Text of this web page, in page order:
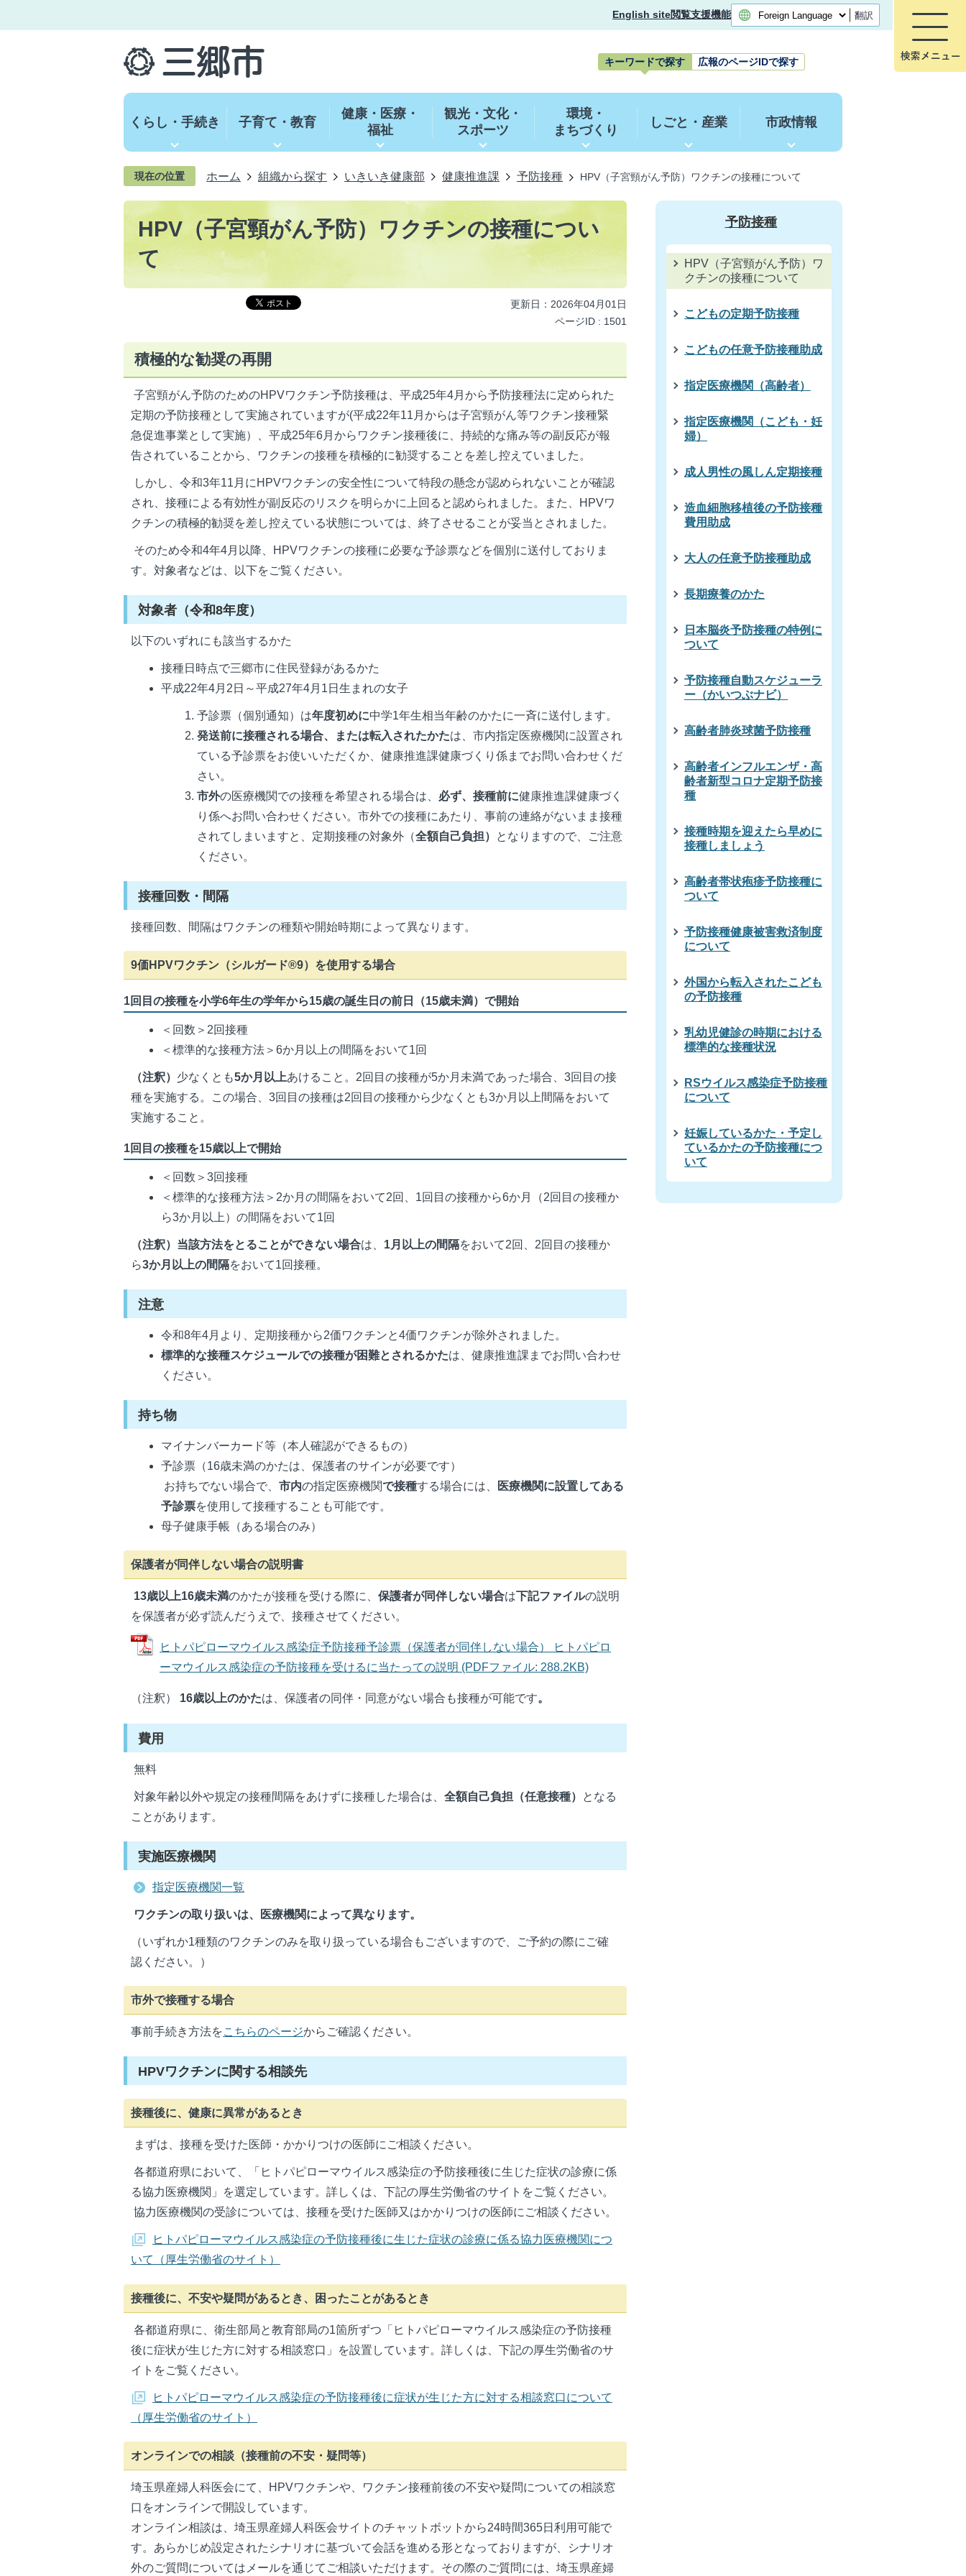
English site閲覧支援機能 翻訳
キーワードで探す 広報のページIDで探す
ワ
ー
索
くらし・手続き 子育て・教育
健康・医療・
福祉
観光・文化・
スポーツ
環境・
まちづくり
しごと・産業 市政情報
現在の位置 ホーム 組織から探す いきいき健康部 健康推進課 予防接種 HPV（子宮頸がん予防）ワクチンの接種について
HPV（子宮頸がん予防）ワクチンの接種につい
て
更新日：2026年04月01日
ページID : 1501
積極的な勧奨の再開
子宮頸がん予防のためのHPVワクチン予防接種は、平成25年4月から予防接種法に定められた
定期の予防接種として実施されていますが(平成22年11月からは子宮頸がん等ワクチン接種緊
急促進事業として実施）、平成25年6月からワクチン接種後に、持続的な痛み等の副反応が報
告されていることから、ワクチンの接種を積極的に勧奨することを差し控えていました。
しかし、令和3年11月にHPVワクチンの安全性について特段の懸念が認められないことが確認
され、接種による有効性が副反応のリスクを明らかに上回ると認められました。また、HPVワ
クチンの積極的勧奨を差し控えている状態については、終了させることが妥当とされました。
そのため令和4年4月以降、HPVワクチンの接種に必要な予診票などを個別に送付しておりま
す。対象者などは、以下をご覧ください。
対象者（令和8年度）
以下のいずれにも該当するかた
接種日時点で三郷市に住民登録があるかた
平成22年4月2日～平成27年4月1日生まれの女子
予診票（個別通知）は年度初めに中学1年生相当年齢のかたに一斉に送付します。
発送前に接種される場合、または転入されたかたは、市内指定医療機関に設置され
ている予診票をお使いいただくか、健康推進課健康づくり係までお問い合わせくだ
さい。
市外の医療機関での接種を希望される場合は、 必ず、接種前に健康推進課健康づく
り係へお問い合わせください。市外での接種にあたり、事前の連絡がないまま接種
されてしまいますと、定期接種の対象外（全額自己負担） となりますので、ご注意
ください。
接種回数・間隔
接種回数、間隔はワクチンの種類や開始時期によって異なります。
9価HPVワクチン（シルガード®9）を使用する場合
1回目の接種を小学6年生の学年から15歳の誕生日の前日（15歳未満）で開始
＜回数＞2回接種
＜標準的な接種方法＞6か月以上の間隔をおいて1回
（注釈） 少なくとも5か月以上あけること。2回目の接種が5か月未満であった場合、3回目の接
種を実施する。この場合、3回目の接種は2回目の接種から少なくとも3か月以上間隔をおいて
実施すること。
1回目の接種を15歳以上で開始
＜回数＞3回接種
＜標準的な接種方法＞2か月の間隔をおいて2回、1回目の接種から6か月（2回目の接種か
ら3か月以上）の間隔をおいて1回
（注釈）当該方法をとることができない場合は、 1月以上の間隔をおいて2回、2回目の接種か
ら3か月以上の間隔をおいて1回接種。
注意
令和8年4月より、定期接種から2価ワクチンと4価ワクチンが除外されました。
標準的な接種スケジュールでの接種が困難とされるかたは、健康推進課までお問い合わせ
ください。
持ち物
マイナンバーカード等（本人確認ができるもの）
予診票（16歳未満のかたは、保護者のサインが必要です）
お持ちでない場合で、市内の指定医療機関で接種する場合には、
医療機関に設置してある
予診票を使用して接種することも可能です。
母子健康手帳（ある場合のみ）
保護者が同伴しない場合の説明書
13歳以上16歳未満のかたが接種を受ける際に、 保護者が同伴しない場合は下記ファイルの説明
を保護者が必ず読んだうえで、接種させてください。
ヒトパピローマウイルス感染症予防接種予診票（保護者が同伴しない場合） ヒトパピロ
ーマウイルス感染症の予防接種を受けるに当たっての説明 (PDFファイル: 288.2KB)
（注釈） 16歳以上のかたは、保護者の同伴・同意がない場合も接種が可能です。
費用
無料
対象年齢以外や規定の接種間隔をあけずに接種した場合は、 全額自己負担（任意接種）
となる
ことがあります。
実施医療機関
指定医療機関一覧
ワクチンの取り扱いは、医療機関によって異なります。
（いずれか1種類のワクチンのみを取り扱っている場合もございますので、ご予約の際にご確
認ください。）
市外で接種する場合
事前手続き方法をこちらのページからご確認ください。
HPVワクチンに関する相談先
接種後に、健康に異常があるとき
まずは、接種を受けた医師・かかりつけの医師にご相談ください。
各都道府県において、「ヒトパピローマウイルス感染症の予防接種後に生じた症状の診療に係
る協力医療機関」を選定しています。詳しくは、下記の厚生労働省のサイトをご覧ください。
協力医療機関の受診については、接種を受けた医師又はかかりつけの医師にご相談ください。
ヒトパピローマウイルス感染症の予防接種後に生じた症状の診療に係る協力医療機関につ
いて（厚生労働省のサイト）
接種後に、不安や疑問があるとき、困ったことがあるとき
各都道府県に、衛生部局と教育部局の1箇所ずつ「ヒトパピローマウイルス感染症の予防接種
後に症状が生じた方に対する相談窓口」を設置しています。詳しくは、下記の厚生労働省のサ
イトをご覧ください。
ヒトパピローマウイルス感染症の予防接種後に症状が生じた方に対する相談窓口について
（厚生労働省のサイト）
オンラインでの相談（接種前の不安・疑問等）
埼玉県産婦人科医会にて、HPVワクチンや、ワクチン接種前後の不安や疑問についての相談窓
口をオンラインで開設しています。
オンライン相談は、埼玉県産婦人科医会サイトのチャットボットから24時間365日利用可能で
す。あらかじめ設定されたシナリオに基づいて会話を進める形となっておりますが、シナリオ
外のご質問についてはメールを通じてご相談いただけます。その際のご質問には、埼玉県産婦
予防接種
HPV（子宮頸がん予防）ワ
クチンの接種について
こどもの定期予防接種
こどもの任意予防接種助成
指定医療機関（高齢者）
指定医療機関（こども・妊
婦）
成人男性の風しん定期接種
造血細胞移植後の予防接種
費用助成
大人の任意予防接種助成
長期療養のかた
日本脳炎予防接種の特例に
ついて
予防接種自動スケジューラ
ー（かいつぶナビ）
高齢者肺炎球菌予防接種
高齢者インフルエンザ・高
齢者新型コロナ定期予防接
種
接種時期を迎えたら早めに
接種しましょう
高齢者帯状疱疹予防接種に
ついて
予防接種健康被害救済制度
について
外国から転入されたこども
の予防接種
乳幼児健診の時期における
標準的な接種状況
RSウイルス感染症予防接種
について
妊娠しているかた・予定し
ているかたの予防接種につ
いて